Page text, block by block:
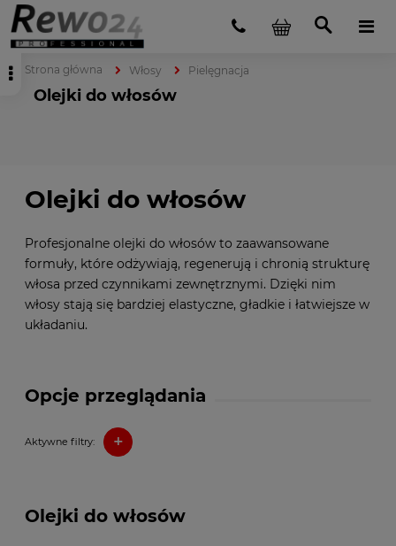
Strona główna Włosy Pielęgnacja
Olejki do włosów
Opcje przeglądania
Aktywne filtry: +
Olejki do włosów
Profesjonalne olejki do włosów to zaawansowane
formuły, które odżywiają, regenerują i chronią strukturę
włosa przed czynnikami zewnętrznymi. Dzięki nim
włosy stają się bardziej elastyczne, gładkie i łatwiejsze w
układaniu.
Olejki do włosów